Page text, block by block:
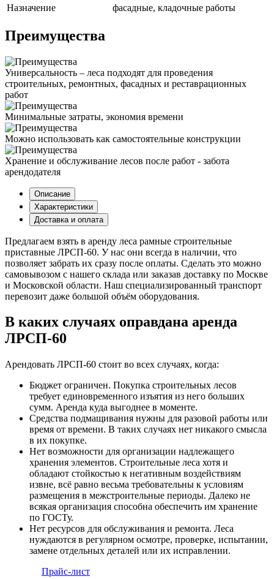
Назначение
фасадные, кладочные работы
Преимущества
Универсальность – леса подходят для проведения
строительных, ремонтных, фасадных и реставрационных
работ
Минимальные затраты, экономия времени
Можно использовать как самостоятельные конструкции
Хранение и обслуживание лесов после работ - забота
арендодателя
Описание
Характеристики
Доставка и оплата
Предлагаем взять в аренду леса рамные строительные
приставные ЛРСП-60. У нас они всегда в наличии, что
позволяет забрать их сразу после оплаты. Сделать это можно
самовывозом с нашего склада или заказав доставку по Москве
и Московской области. Наш специализированный транспорт
перевозит даже большой объём оборудования.
В каких случаях оправдана аренда
ЛРСП-60
Арендовать ЛРСП-60 стоит во всех случаях, когда:
Бюджет ограничен. Покупка строительных лесов
требует единовременного изъятия из него больших
сумм. Аренда куда выгоднее в моменте.
Средства подмащивания нужны для разовой работы или
время от времени. В таких случаях нет никакого смысла
в их покупке.
Нет возможности для организации надлежащего
хранения элементов. Строительные леса хотя и
обладают стойкостью к негативным воздействиям
извне, всё равно весьма требовательны к условиям
размещения в межстроительные периоды. Далеко не
всякая организация способна обеспечить им хранение
по ГОСТу.
Нет ресурсов для обслуживания и ремонта. Леса
нуждаются в регулярном осмотре, проверке, испытании,
замене отдельных деталей или их исправлении.
Прайс-лист